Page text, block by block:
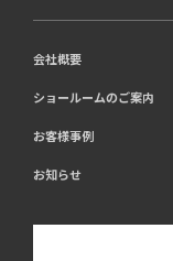
会社概要
ショールームのご案内
お客様事例
お知らせ